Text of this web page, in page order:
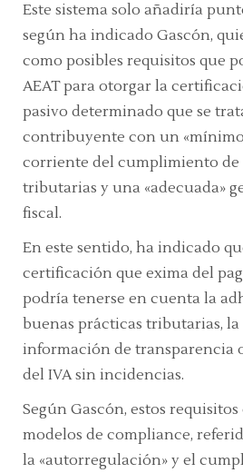
Este sistema solo añadiría
según ha indicado Gascón,
como posibles requisitos que
AEAT para otorgar la
pasivo determinado que se
contribuyente con un
corriente del cumplimiento de
tributarias y una «adecuada»
fiscal.
En este sentido, ha indicado
certificación que exima del
podría tenerse en cuenta la
buenas prácticas tributarias,
información de transparencia
del IVA sin incidencias.
Según Gascón, estos
modelos de compliance,
la «autorregulación» y el